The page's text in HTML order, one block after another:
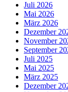
Juli 2026
Mai 2026
März 2026
Dezember
November
September
Juli 2025
Mai 2025
März 2025
Dezember